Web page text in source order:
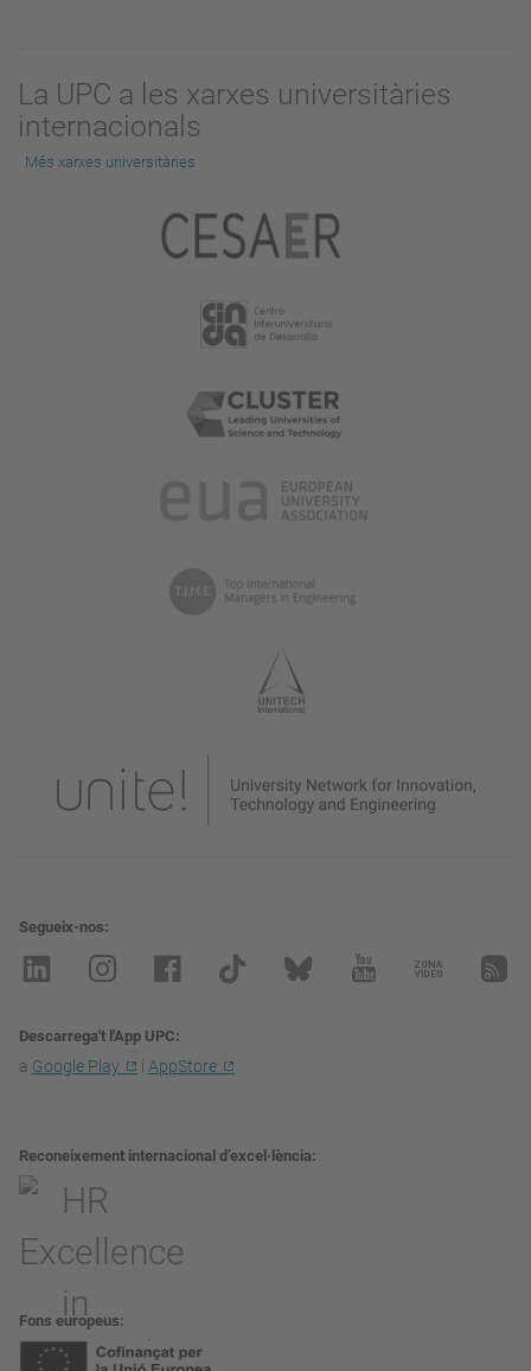
La UPC a les xarxes universitàries
internacionals
Més xarxes universitàries
Segueix-nos
Descarrega't l'App UPC
a Google Play i AppStore
Reconeixement internacional d’excel·lència
Fons europeus